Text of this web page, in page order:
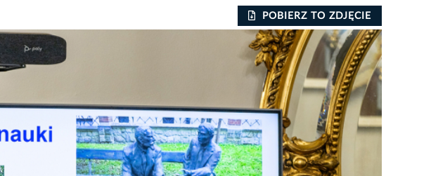
POBIERZ TO ZDJĘCIE